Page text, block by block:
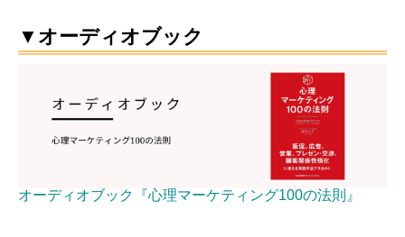
▼オーディオブック
オーディオブック『心理マーケティング100の法則』